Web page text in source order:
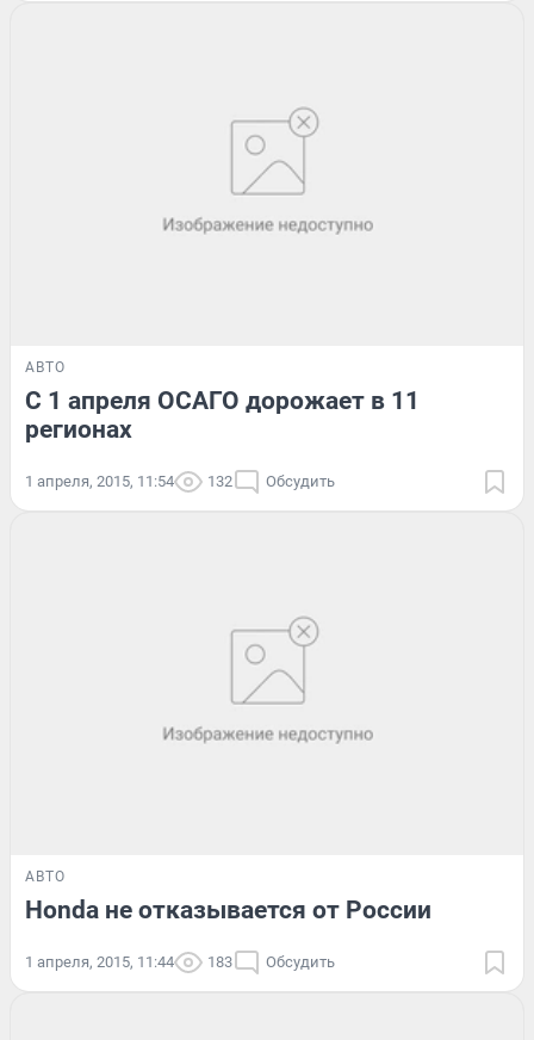
АВТО
С 1 апреля ОСАГО дорожает в 11
регионах
1 апреля, 2015, 11:54 132 Обсудить
АВТО
Honda не отказывается от России
1 апреля, 2015, 11:44 183 Обсудить